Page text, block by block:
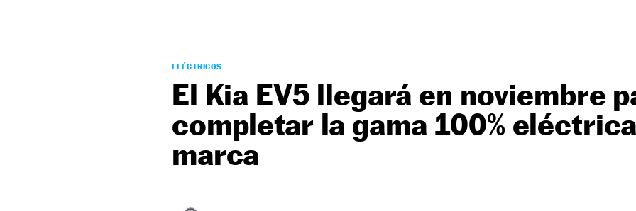
ELÉCTRICOS
El Kia EV5 llegará en noviembre
completar la gama 100%
marca